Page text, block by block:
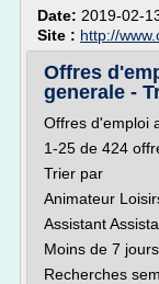
Date: 2019-02-
Site : http://
Offres
generale -
Offres d'emploi
1-25 de 424
Trier par
Animateur
Assistant
Moins de 7
Recherches